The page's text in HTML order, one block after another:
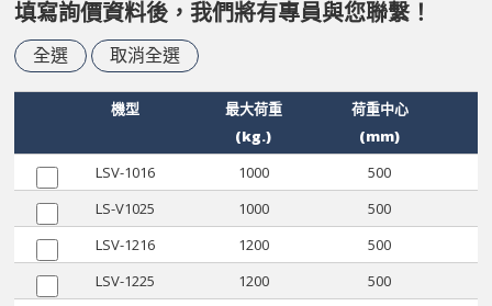
填寫詢價資料後，我們將有專員與您聯繫！
全選 取消全選
機型
最大荷重
(kg.)
荷重中心
(mm)
LSV-1016 1000
500
LS-V1025
1000
500
LSV-1216
1200
500
LSV-1225
1200
500